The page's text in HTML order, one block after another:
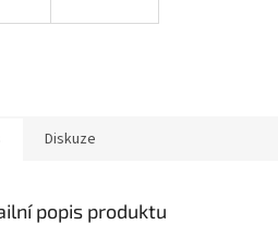
Diskuze
popis produktu